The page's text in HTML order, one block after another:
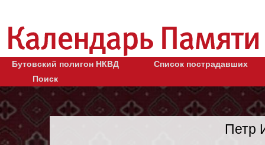
Бутовский полигон НКВД
Список пострадавших
Поиск
Петр